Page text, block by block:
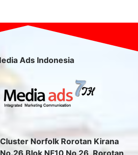
Ads Indonesia
Norfolk Rorotan Kirana